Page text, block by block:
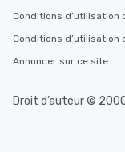
Conditions d’utilisation
Conditions d’utilisation
Annoncer sur ce site
Droit d’auteur ©